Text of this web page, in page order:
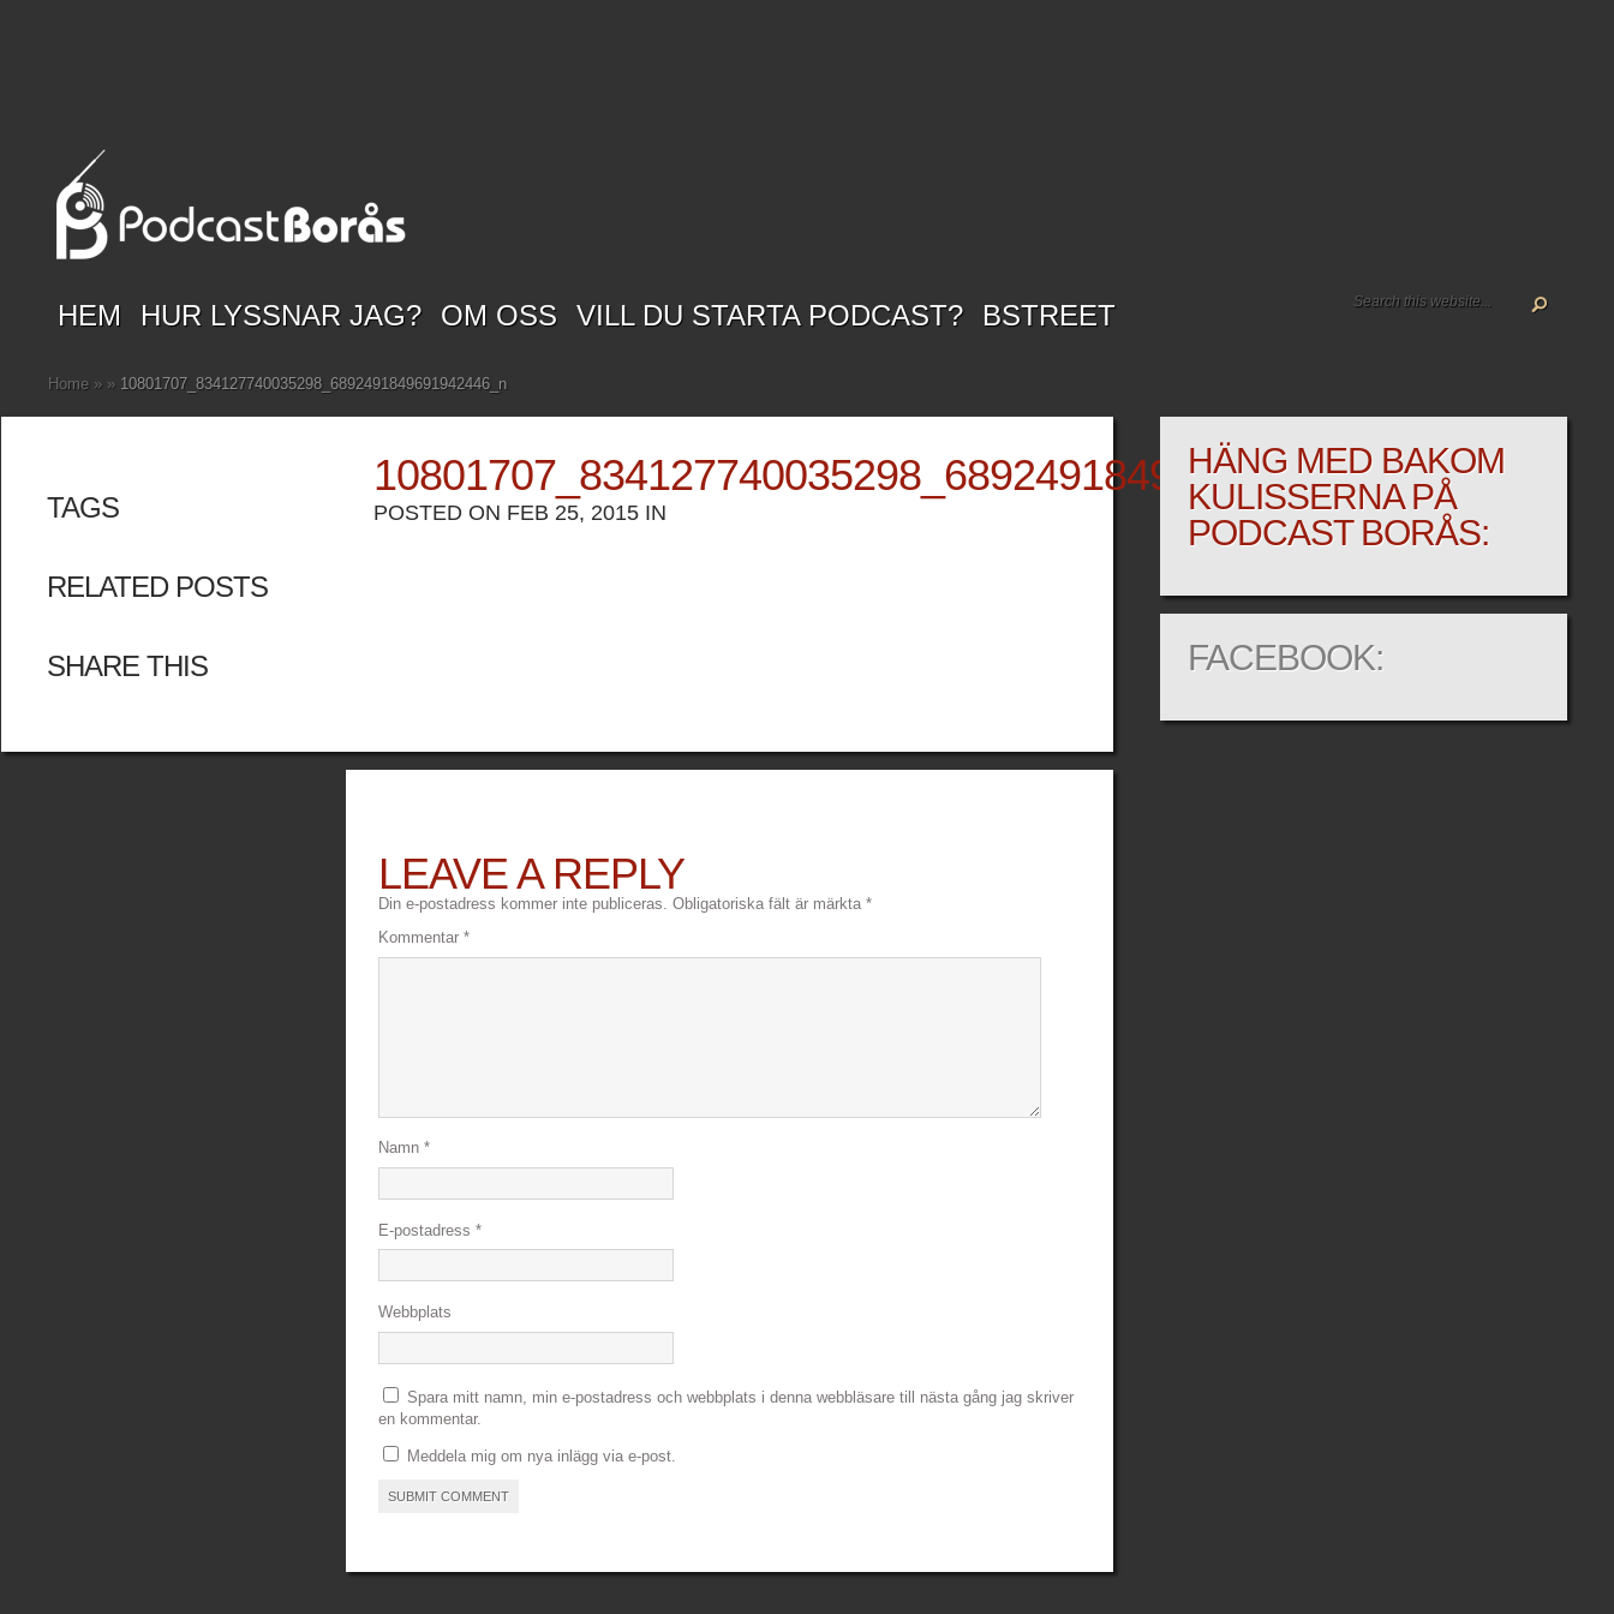
HEM HUR LYSSNAR JAG? OM OSS VILL DU STARTA PODCAST? BSTREET
Home » » 10801707_834127740035298_6892491849691942446_n
TAGS
RELATED POSTS
SHARE THIS
10801707_834127740035298_6892491849691942446_N
POSTED ON FEB 25, 2015 IN
LEAVE A REPLY
Din e-postadress kommer inte publiceras. Obligatoriska fält är märkta *
Kommentar *
Namn *
E-postadress *
Webbplats
Spara mitt namn, min e-postadress och webbplats i denna webbläsare till nästa gång jag skriver
en kommentar.
Meddela mig om nya inlägg via e-post.
HÄNG MED BAKOM
KULISSERNA PÅ
PODCAST BORÅS:
FACEBOOK: